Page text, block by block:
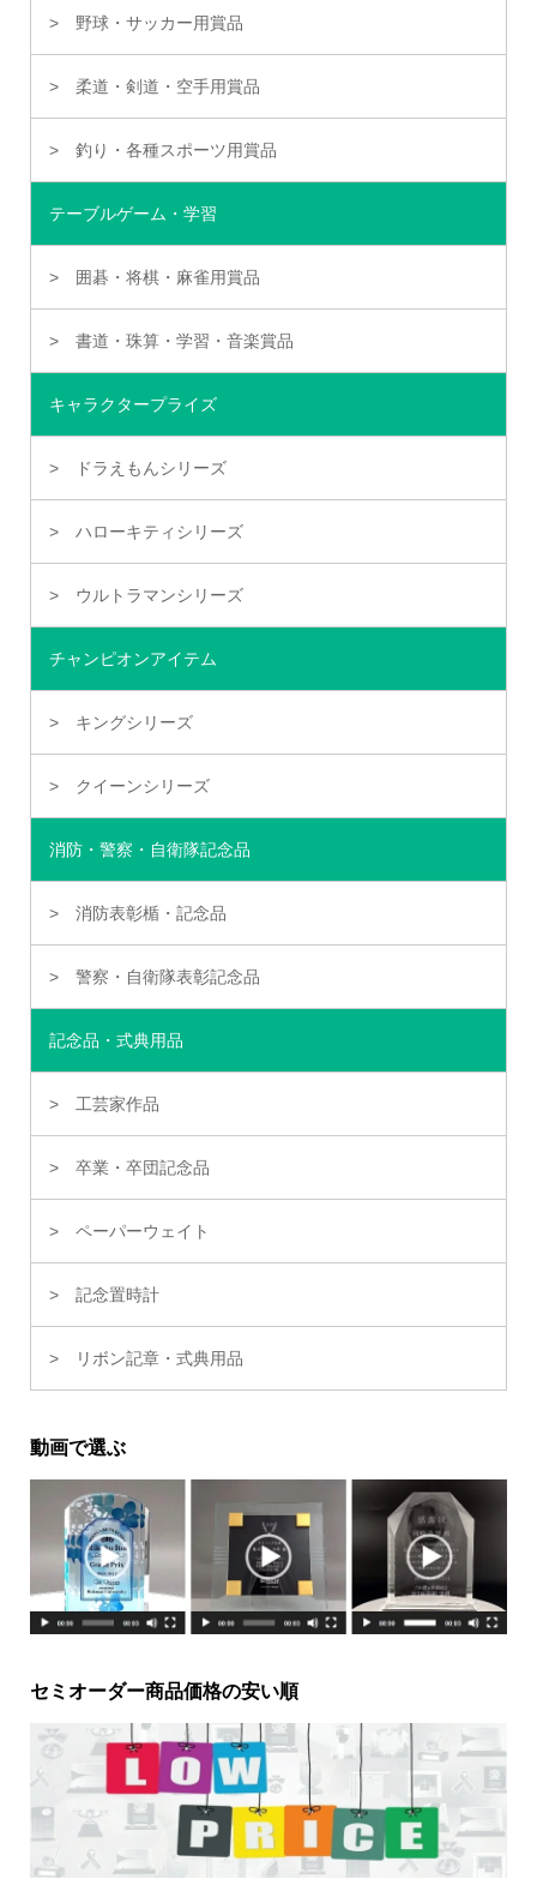
野球・サッカー用賞品
柔道・剣道・空手用賞品
釣り・各種スポーツ用賞品
テーブルゲーム・学習
囲碁・将棋・麻雀用賞品
書道・珠算・学習・音楽賞品
キャラクタープライズ
ドラえもんシリーズ
ハローキティシリーズ
ウルトラマンシリーズ
チャンピオンアイテム
キングシリーズ
クイーンシリーズ
消防・警察・自衛隊記念品
消防表彰楯・記念品
警察・自衛隊表彰記念品
記念品・式典用品
工芸家作品
卒業・卒団記念品
ペーパーウェイト
記念置時計
リボン記章・式典用品
動画で選ぶ
セミオーダー商品価格の安い順